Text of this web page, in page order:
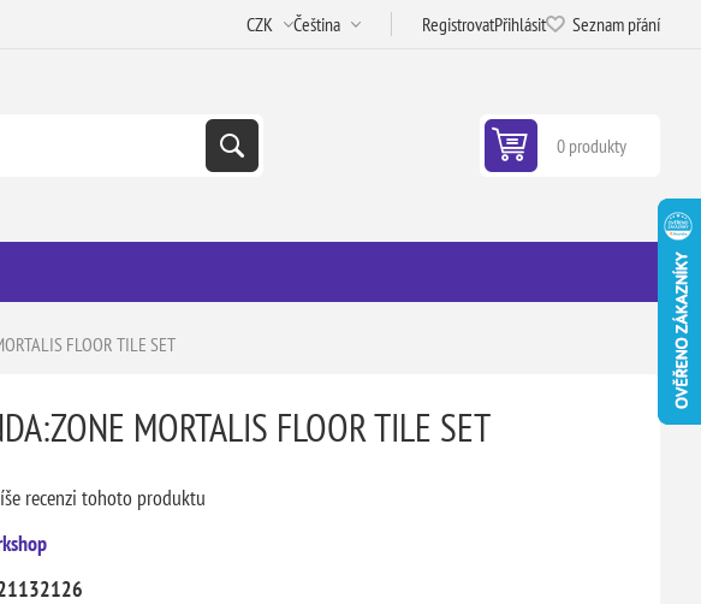
RegistrovatPřihlásit Seznam přání
0 produkty
FLOOR TILE SET
MORTALIS FLOOR TILE SET
recenzi tohoto produktu